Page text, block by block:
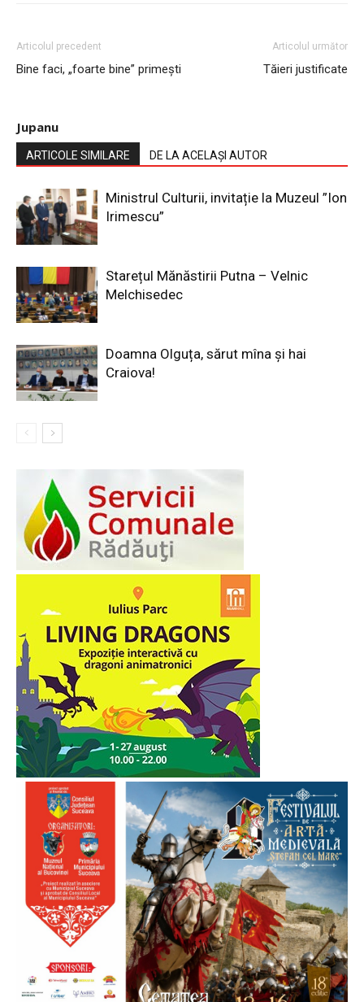
Articolul precedent
Bine faci, „foarte bine” primeşti
Articolul următor
Tăieri justificate
Jupanu
ARTICOLE SIMILARE DE LA ACELAȘI AUTOR
Ministrul Culturii, invitație la Muzeul ”Ion
Irimescu”
Starețul Mănăstirii Putna – Velnic
Melchisedec
Doamna Olguța, sărut mîna și hai
Craiova!